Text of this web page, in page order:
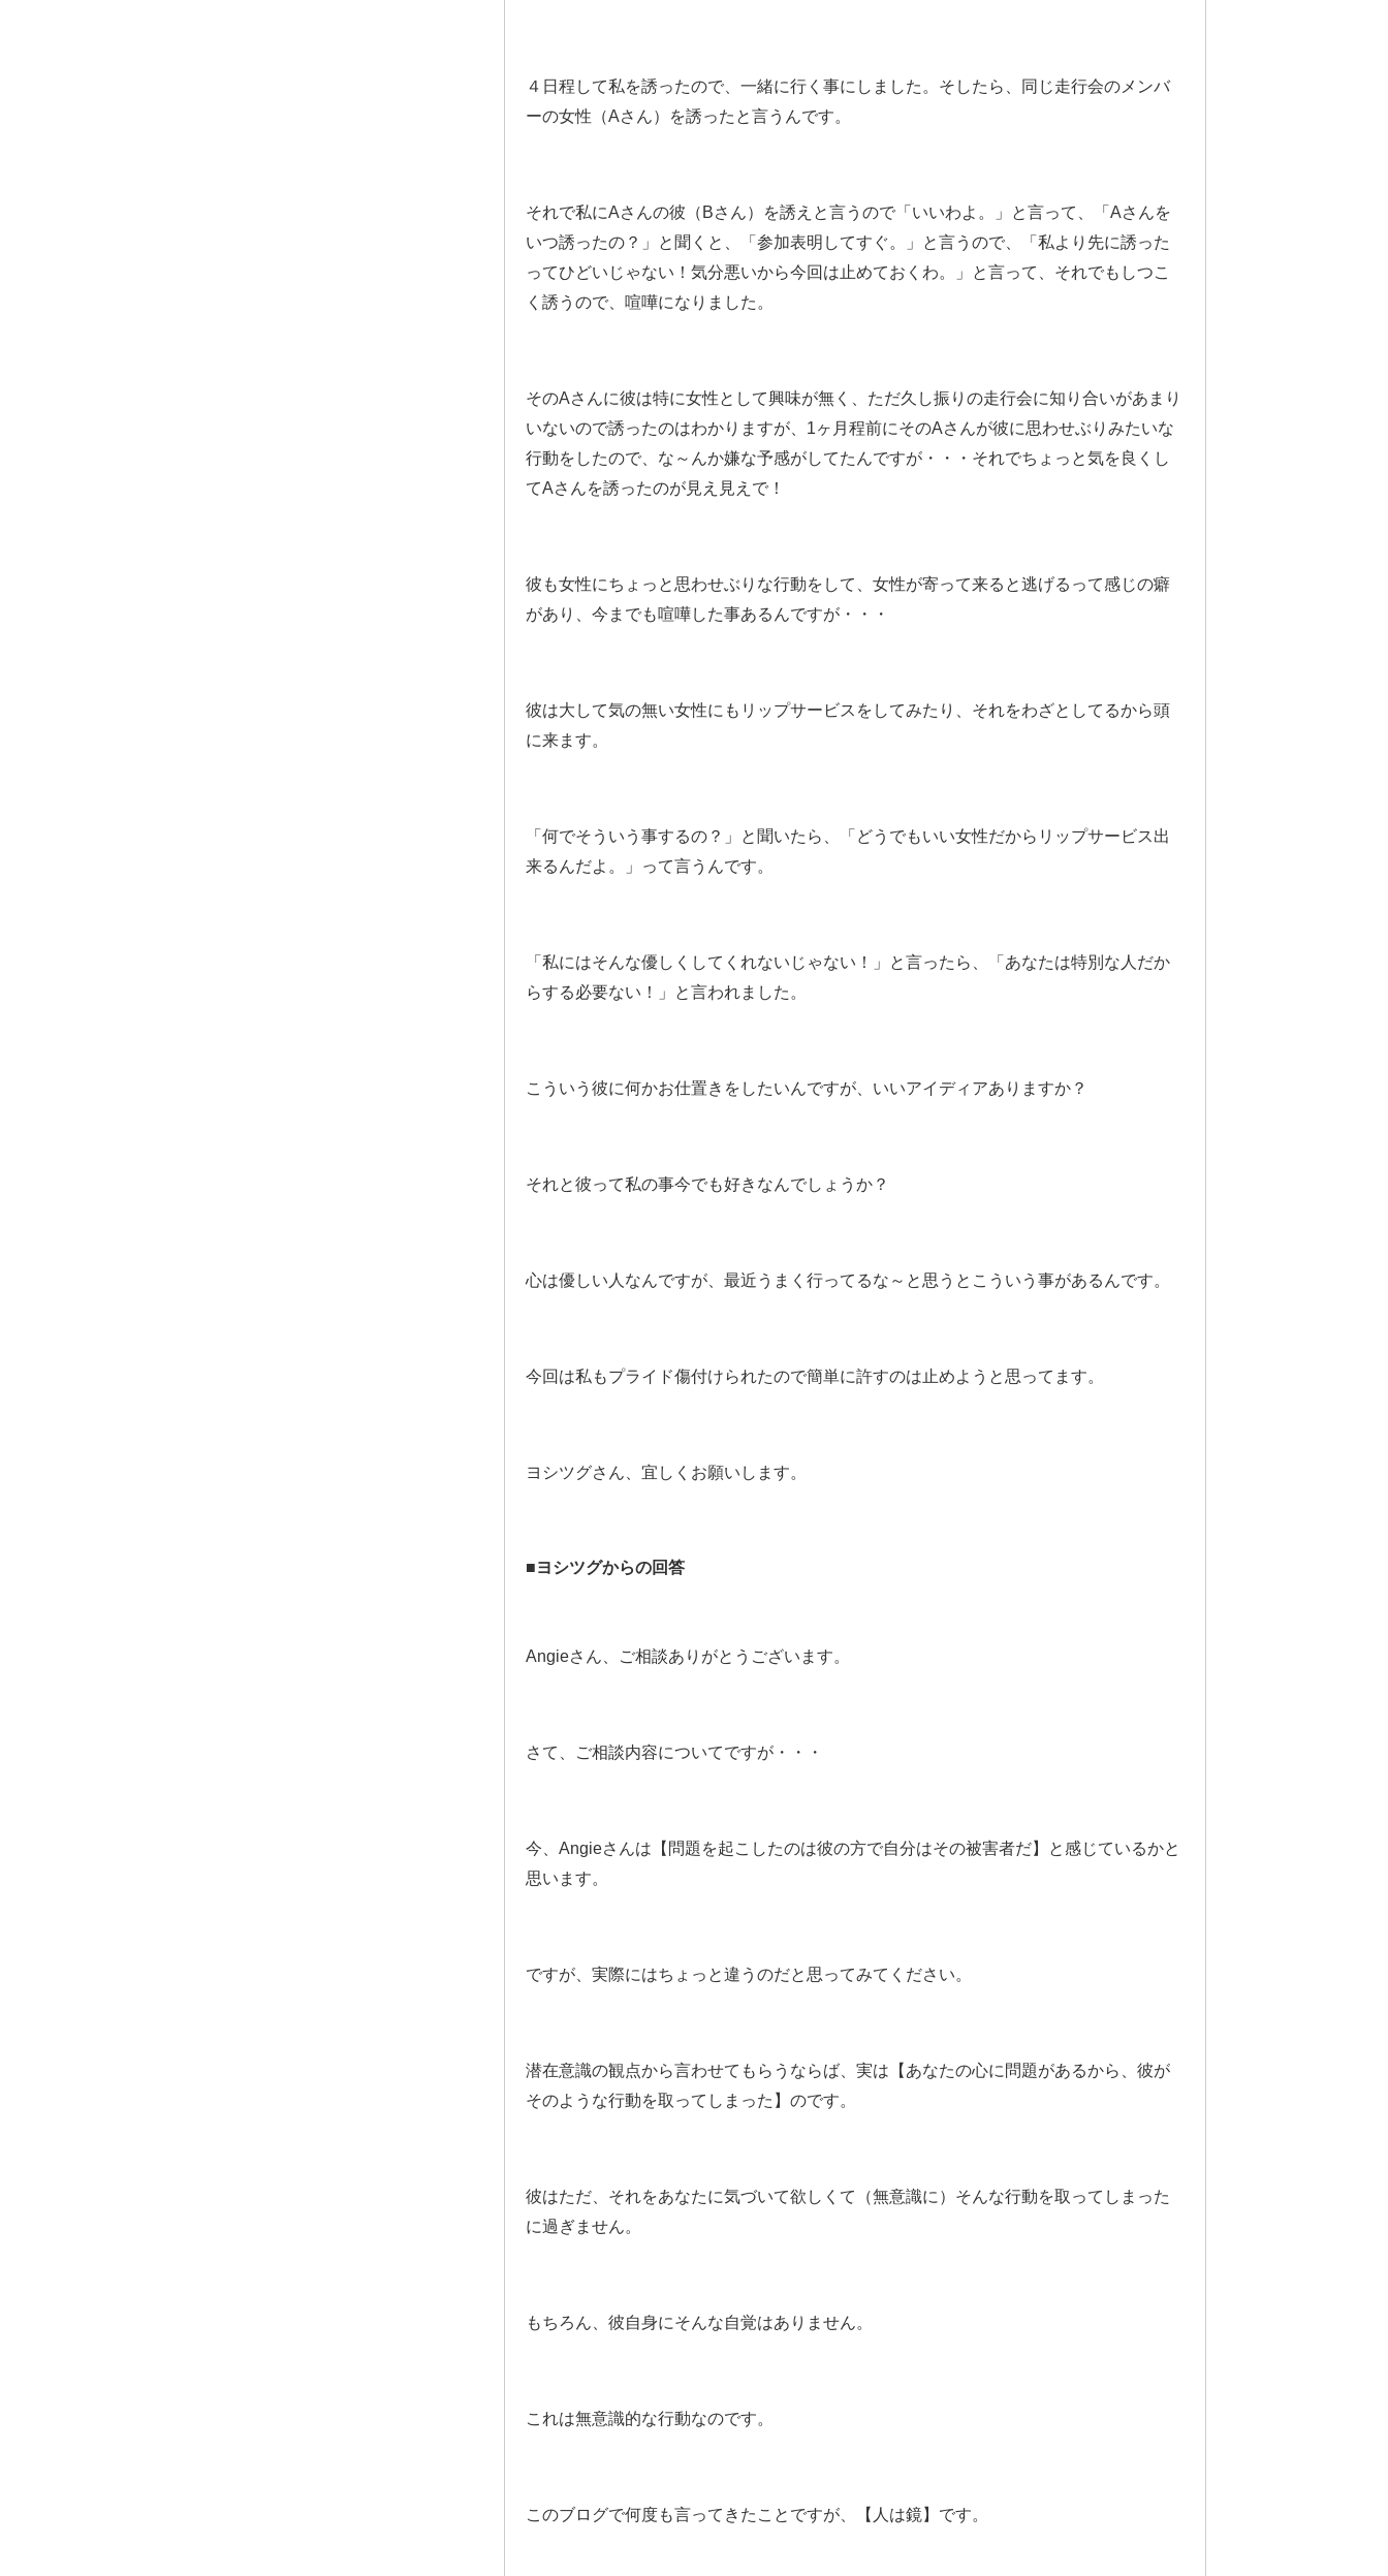
４日程して私を誘ったので、一緒に行く事にしました。そしたら、同じ走行会のメンバ
ーの女性（Aさん）を誘ったと言うんです。
それで私にAさんの彼（Bさん）を誘えと言うので「いいわよ。」と言って、「Aさんを
いつ誘ったの？」と聞くと、「参加表明してすぐ。」と言うので、「私より先に誘った
ってひどいじゃない！気分悪いから今回は止めておくわ。」と言って、それでもしつこ
く誘うので、喧嘩になりました。
そのAさんに彼は特に女性として興味が無く、ただ久し振りの走行会に知り合いがあまり
いないので誘ったのはわかりますが、1ヶ月程前にそのAさんが彼に思わせぶりみたいな
行動をしたので、な～んか嫌な予感がしてたんですが ・・・それでちょっと気を良くし
てAさんを誘ったのが見え見えで！
彼も女性にちょっと思わせぶりな行動をして、女性が寄って来ると逃げるって感じの癖
があり、今までも喧嘩した事あるんですが・・・
彼は大して気の無い女性にもリップサービスをしてみたり、それをわざとしてるから頭
に来ます。
「何でそういう事するの？」と聞いたら、「どうでもいい女性だからリップサービス出
来るんだよ。」って言うんです。
「私にはそんな優しくしてくれないじゃない！」と言ったら、「あなたは特別な人だか
らする必要ない！」と言われました。
こういう彼に何かお仕置きをしたいんですが、いいアイディアありますか？
それと彼って私の事今でも好きなんでしょうか？
心は優しい人なんですが、最近うまく行ってるな～と思うとこういう事があるんです。
今回は私もプライド傷付けられたので簡単に許すのは止めようと思ってます。
ヨシツグさん、宜しくお願いします。
■ヨシツグからの回答
Angieさん、ご相談ありがとうございます。
さて、ご相談内容についてですが・・・
今、Angieさんは【問題を起こしたのは彼の方で自分はその被害者だ】と感じているかと
思います。
ですが、実際にはちょっと違うのだと思ってみてください。
潜在意識の観点から言わせてもらうならば、実は【あなたの心に問題があるから、彼が
そのような行動を取ってしまった】のです。
彼はただ、それをあなたに気づいて欲しくて（無意識に）そんな行動を取ってしまった
に過ぎません。
もちろん、彼自身にそんな自覚はありません。
これは無意識的な行動なのです。
このブログで何度も言ってきたことですが、【人は鏡】です。